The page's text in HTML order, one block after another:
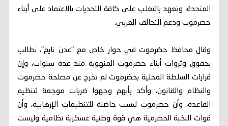
المتحدة، وتعهد بالتغلب على كافة التحديات بالاعتماد على أبناء
حضرموت ودعم التحالف العربي.
وقال محافظ حضرموت في حوار خاص مع "عدن تايم"، نطالب
بحقوق وثروات أبناء حضرموت المنهوبة منذ عدة سنوات، وإن
قرارات السلطة المحلية بحضرموت لم تخرج عن مصلحة حضرموت
والنظام والقانون، وأكد بأنهم وجهوا ضربات موجعة لتنظيم
القاعدة، وأن حضرموت ليست حاضنة للتنظيمات الإرهابية، وأن
قوات النخبة الحضرمية هي قوة وطنية عسكرية نظامية وليست